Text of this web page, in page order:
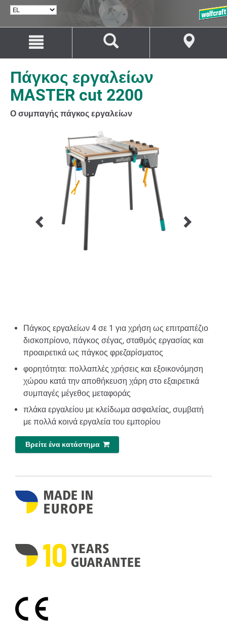
ΕΠΙΛΟΓΉ
Μετάβαση
περιεχόμενο
Μετάβαση
πλοήγηση
Πάγκος εργαλείων
MASTER cut 2200
Ο συμπαγής πάγκος εργαλείων
Πάγκος εργαλείων 4 σε 1 για χρήση ως επιτραπέζιο
δισκοπρίονο, πάγκος σέγας, σταθμός εργασίας και
προαιρετικά ως πάγκος φρεζαρίσματος
φορητότητα: πολλαπλές χρήσεις και εξοικονόμηση
χώρου κατά την αποθήκευση χάρη στο εξαιρετικά
συμπαγές μέγεθος μεταφοράς
πλάκα εργαλείου με κλείδωμα ασφαλείας, συμβατή
με πολλά κοινά εργαλεία του εμπορίου
Βρείτε ένα κατάστημα